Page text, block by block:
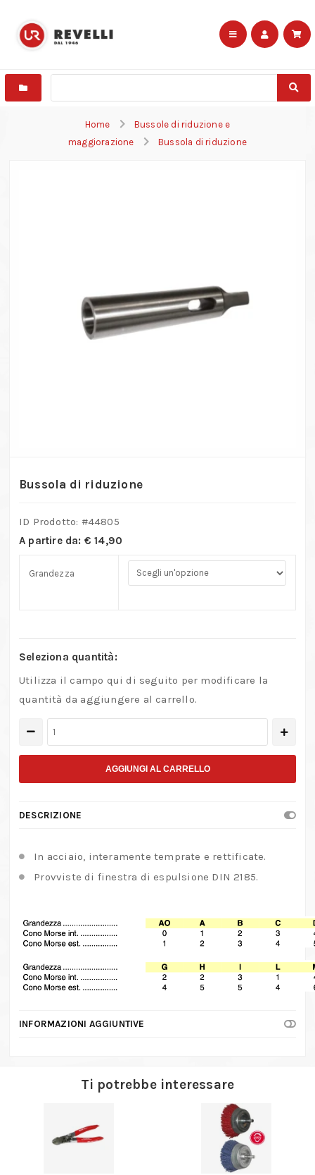
Home
Bussole di riduzione e
maggiorazione
Bussola di riduzione
Bussola di riduzione
ID Prodotto: #44805
A partire da: € 14,90
Grandezza
Seleziona quantità:
Utilizza il campo qui di seguito per modificare la
quantità da aggiungere al carrello.
Bussola
quantità
AGGIUNGI AL CARRELLO
DESCRIZIONE
In acciaio, interamente temprate e rettificate.
Provviste di finestra di espulsione DIN 2185.
INFORMAZIONI AGGIUNTIVE
Ti potrebbe interessare